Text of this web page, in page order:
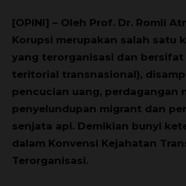
[OPINI] – Oleh Prof. Dr. Romli
Korupsi merupakan salah satu
yang terorganisasi dan
teritorial transnasional),
pencucian uang, perdagangan
penyelundupan migrant dan
senjata api. Demikian bunyi
dalam Konvensi Kejahatan
Terorganisasi.